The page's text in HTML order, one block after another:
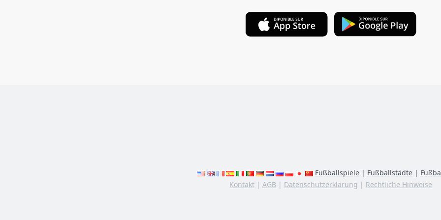
Fußballspiele| Fußballstädte|
Kontakt | AGB | Datenschutzerklärung | Rechtliche Hinweise